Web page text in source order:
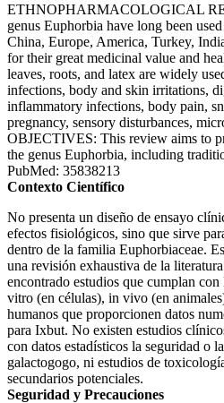
ETHNOPHARMACOLOGICAL
genus Euphorbia have long been
China, Europe, America, Turkey,
for their great medicinal value and
leaves, roots, and latex are widely
infections, body and skin irritations,
inflammatory infections, body pain,
pregnancy, sensory disturbances,
OBJECTIVES: This review aims to
the genus Euphorbia, including
PubMed: 35838213
Contexto Científico
No presenta un diseño de ensayo
efectos fisiológicos, sino que sirve
dentro de la familia Euphorbiaceae.
una revisión exhaustiva de la
encontrado estudios que cumplan
vitro (en células), in vivo (en
humanos que proporcionen datos
para Ixbut. No existen estudios
con datos estadísticos la seguridad o
galactogogo, ni estudios de
secundarios potenciales.
Seguridad y Precauciones